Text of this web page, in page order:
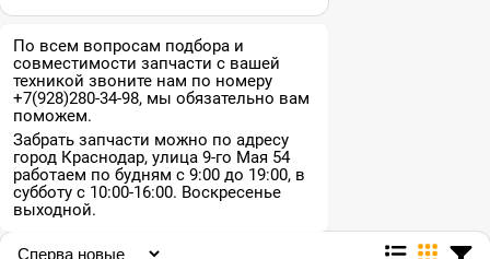
По всем вопросам подбора и
совместимости запчасти с вашей
техникой звоните нам по номеру
+7(928)280-34-98, мы обязательно вам
поможем.
Забрать запчасти можно по адресу
город Краснодар, улица 9-го Мая 54
работаем по будням с 9:00 до 19:00, в
субботу с 10:00-16:00. Воскресенье
выходной.